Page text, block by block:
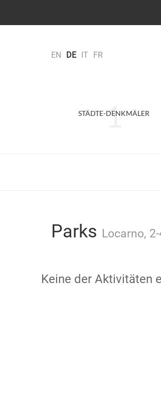
EN DE IT FR
STÄDTE-DENKMÄLER
Parks Locarno,
Keine der Aktivitäten